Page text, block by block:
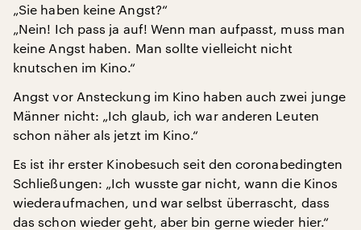
„Sie haben keine Angst?“
„Nein! Ich pass ja auf! Wenn man aufpasst, muss man
keine Angst haben. Man sollte vielleicht nicht
knutschen im Kino.“
Angst vor Ansteckung im Kino haben auch zwei junge
Männer nicht: „Ich glaub, ich war anderen Leuten
schon näher als jetzt im Kino.“
Es ist ihr erster Kinobesuch seit den coronabedingten
Schließungen: „Ich wusste gar nicht, wann die Kinos
wiederaufmachen, und war selbst überrascht, dass
das schon wieder geht, aber bin gerne wieder hier.“